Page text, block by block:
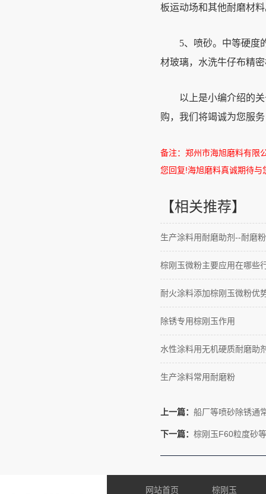
板运动场和其他耐磨材
5、喷砂。中等硬度的
材玻璃，水洗牛仔布精
以上是小编介绍的关
购，我们将竭诚为您服
备注：郑州市海旭磨料有限
您回复!海旭磨料真诚期待与
【相关推荐】
生产涂料用耐磨助剂--耐磨粉
棕刚玉微粉主要应用在哪些
耐火涂料添加棕刚玉微粉优
除锈专用棕刚玉作用
水性涂料用无机硬质耐磨助
生产涂料常用耐磨粉
上一篇： 船厂等喷砂除锈通
下一篇： 棕刚玉F60粒度砂
网站首页 棕刚玉